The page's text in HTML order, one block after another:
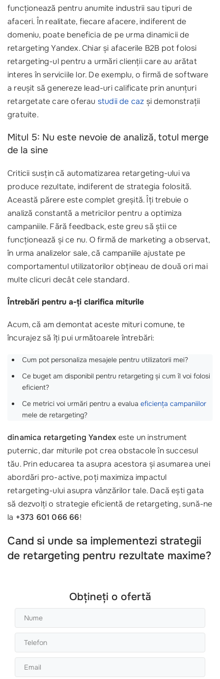
funcționează pentru anumite industrii sau tipuri de
afaceri. În realitate, fiecare afacere, indiferent de
domeniu, poate beneficia de pe urma dinamicii de
retargeting Yandex. Chiar și afacerile B2B pot folosi
retargeting-ul pentru a urmări clienții care au arătat
interes în serviciile lor. De exemplu, o firmă de software
a reușit să genereze lead-uri calificate prin anunțuri
retargetate care oferau studii de caz și demonstrații
gratuite.
Mitul 5: Nu este nevoie de analiză, totul merge
de la sine
Criticii susțin că automatizarea retargeting-ului va
produce rezultate, indiferent de strategia folosită.
Această părere este complet greșită. Îți trebuie o
analiză constantă a metricilor pentru a optimiza
campaniile. Fără feedback, este greu să știi ce
funcționează și ce nu. O firmă de marketing a observat,
în urma analizelor sale, că campaniile ajustate pe
comportamentul utilizatorilor obțineau de două ori mai
multe clicuri decât cele standard.
Întrebări pentru a-ți clarifica miturile
Acum, că am demontat aceste mituri comune, te
încurajez să îți pui următoarele întrebări:
Cum pot personaliza mesajele pentru utilizatorii mei?
Ce buget am disponibil pentru retargeting și cum îl voi folosi
eficient?
Ce metrici voi urmări pentru a evalua eficiența campaniilor
mele de retargeting?
dinamica retargeting Yandex este un instrument
puternic, dar miturile pot crea obstacole în succesul
tău. Prin educarea ta asupra acestora și asumarea unei
abordări pro-active, poți maximiza impactul
retargeting-ului asupra vânzărilor tale. Dacă ești gata
să dezvolți o strategie eficientă de retargeting, sună-ne
la +373 601 066 66!
Cand si unde sa implementezi strategii
de retargeting pentru rezultate maxime?
Obțineți o ofertă